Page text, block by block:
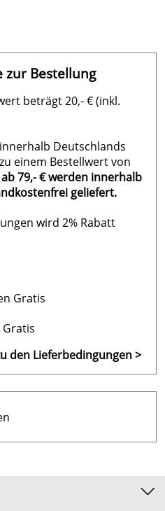
zur Bestellung
beträgt 20,- € (inkl.
innerhalb Deutschlands
einem Bestellwert von
79,- € werden innerhalb
geliefert.
wird 2% Rabatt
Gratis
den Lieferbedingungen >